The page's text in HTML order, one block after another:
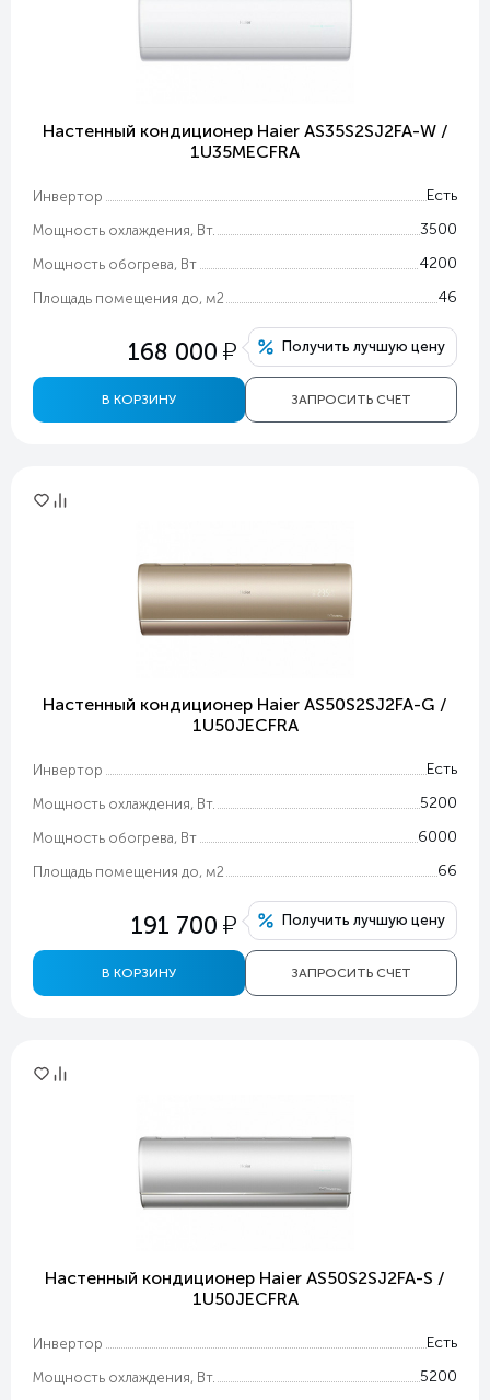
Настенный кондиционер Haier AS35S2SJ2FA-W /
1U35MECFRA
Инвертор Есть
Мощность охлаждения, Вт. 3500
Мощность обогрева, Вт 4200
Площадь помещения до, м2 46
168 000 у Получить лучшую цену
ЗАПРОСИТЬ СЧЕТ
В КОРЗИНУ
Настенный кондиционер Haier AS50S2SJ2FA-G /
1U50JECFRA
Инвертор Есть
Мощность охлаждения, Вт. 5200
Мощность обогрева, Вт 6000
Площадь помещения до, м2 66
191 700 у Получить лучшую цену
ЗАПРОСИТЬ СЧЕТ
В КОРЗИНУ
Настенный кондиционер Haier AS50S2SJ2FA-S /
1U50JECFRA
Инвертор Есть
Мощность охлаждения, Вт. 5200